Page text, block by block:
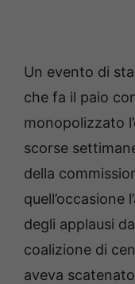
Un evento di
che fa il paio
monopolizzato
scorse
della
quell’occasione
degli applausi
coalizione di
aveva